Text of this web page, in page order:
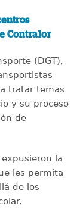
Contralor
(DGT),
tratar temas
y su proceso
de
la
les permita
de los